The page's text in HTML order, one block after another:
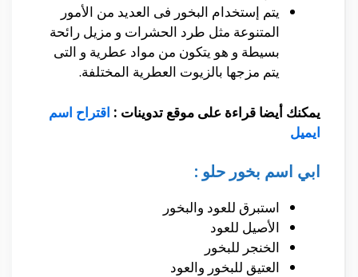
يتم إستخدام البخور فى العديد من الأمور
المتنوعة مثل طرد الحشرات و مزيل رائحة
بسيطة و هو يتكون من مواد عطرية و التى
يتم مزجها بالزيوت العطرية المختلفة.
يمكنك أيضا قراءة على موقع تدوينات : اقتراح اسم
ايميل
ابي اسم بخور حلو :
استبرق للعود والبخور
الأصيل للعود
الخنجر للبخور
العتيق للبخور والعود